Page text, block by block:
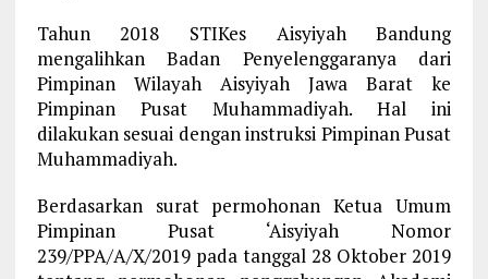
Tahun 2018 STIKes Aisyiyah Bandung
mengalihkan Badan Penyelenggaranya dari
Pimpinan Wilayah Aisyiyah Jawa Barat ke
Pimpinan Pusat Muhammadiyah. Hal ini
dilakukan sesuai dengan instruksi Pimpinan Pusat
Muhammadiyah.
Berdasarkan surat permohonan Ketua Umum
Pimpinan Pusat ‘Aisyiyah Nomor
239/PPA/A/X/2019 pada tanggal 28 Oktober 2019